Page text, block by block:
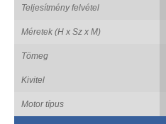
Teljesítmény felvétel
Méretek (H x Sz x M)
Tömeg
Kivitel
Motor típus